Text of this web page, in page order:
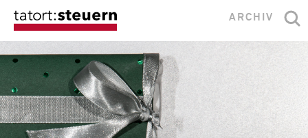
ARCHIV